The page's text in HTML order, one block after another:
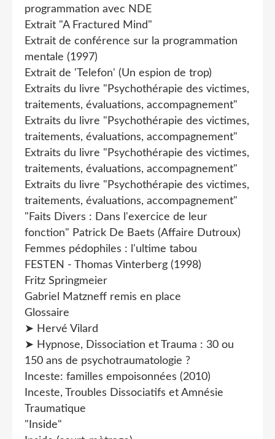
programmation avec NDE
Extrait "A Fractured Mind"
Extrait de conférence sur la programmation
mentale (1997)
Extrait de 'Telefon' (Un espion de trop)
Extraits du livre "Psychothérapie des victimes,
traitements, évaluations, accompagnement"
Extraits du livre "Psychothérapie des victimes,
traitements, évaluations, accompagnement"
Extraits du livre "Psychothérapie des victimes,
traitements, évaluations, accompagnement"
Extraits du livre "Psychothérapie des victimes,
traitements, évaluations, accompagnement"
"Faits Divers : Dans l'exercice de leur
fonction" Patrick De Baets (Affaire Dutroux)
Femmes pédophiles : l'ultime tabou
FESTEN - Thomas Vinterberg (1998)
Fritz Springmeier
Gabriel Matzneff remis en place
Glossaire
➤ Hervé Vilard
➤ Hypnose, Dissociation et Trauma : 30 ou
150 ans de psychotraumatologie ?
Inceste: familles empoisonnées (2010)
Inceste, Troubles Dissociatifs et Amnésie
Traumatique
"Inside"